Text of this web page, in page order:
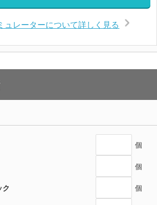
ュレーターについて詳しく見る
個
個
ク 個